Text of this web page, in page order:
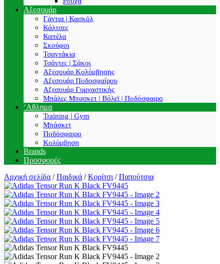
Αξεσουάρ
Γάντια | Κασκόλ
Κάλτσες
Καπέλα
Σκούφοι
Τσαντάκια
Τσάντες | Σάκοι
Αξεσουάρ Κολύμβησης
Αξεσουάρ Ποδοσφαίρου
Αξεσουάρ Γυμναστικής
Μπάλες Μπασκετ | Βόλεϊ | Ποδόσφαιρο
‘Αθλημα
Training | Gym
Μπάσκετ
Ποδόσφαιρο
Κολύμβηση
Brands
Προσφορές
Αρχική σελίδα / Παιδικά / Κορίτσι / Παπούτσια